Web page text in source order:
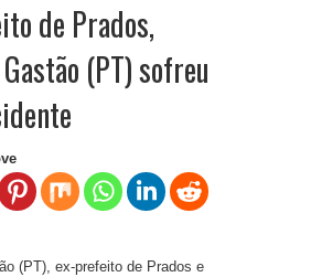
de Prados,
(PT) sofreu
(PT), ex-prefeito de Prados e